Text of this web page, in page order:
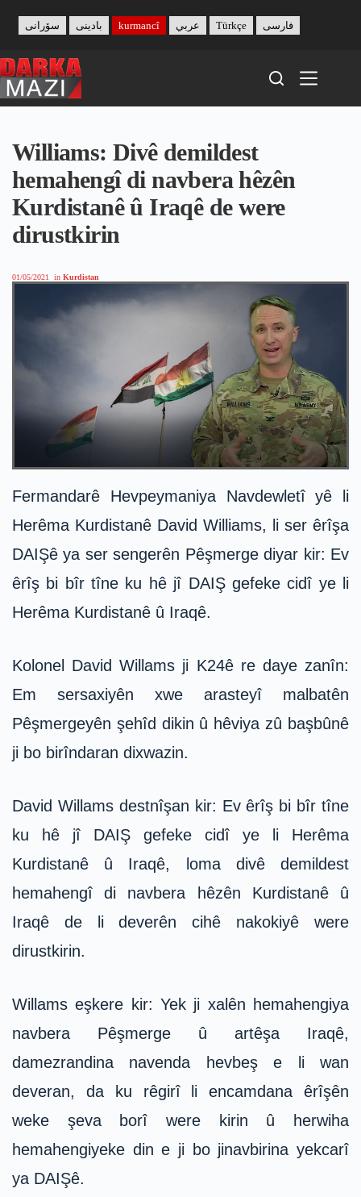
content
بادینی سۆرانی kurmancî عربي Türkçe فارسی
Williams: Divê demildest
hemahengî di navbera hêzên
Kurdistanê û Iraqê de were
dirustkirin
01/05/2021 in Kurdistan
Fermandarê Hevpeymaniya Navdewletî yê li
Herêma Kurdistanê David Williams, li ser êrîşa
DAIŞê ya ser sengerên Pêşmerge diyar kir: Ev
êrîş bi bîr tîne ku hê jî DAIŞ gefeke cidî ye li
Herêma Kurdistanê û Iraqê.
Kolonel David Willams ji K24ê re daye zanîn:
Em sersaxiyên xwe arasteyî malbatên
Pêşmergeyên şehîd dikin û hêviya zû başbûnê
ji bo birîndaran dixwazin.
David Willams destnîşan kir: Ev êrîş bi bîr tîne
ku hê jî DAIŞ gefeke cidî ye li Herêma
Kurdistanê û Iraqê, loma divê demildest
hemahengî di navbera hêzên Kurdistanê û
Iraqê de li deverên cihê nakokiyê were
dirustkirin.
Willams eşkere kir: Yek ji xalên hemahengiya
navbera Pêşmerge û artêşa Iraqê,
damezrandina navenda hevbeş e li wan
deveran, da ku rêgirî li encamdana êrîşên
weke şeva borî were kirin û herwiha
hemahengiyeke din e ji bo jinavbirina yekcarî
ya DAIŞê.